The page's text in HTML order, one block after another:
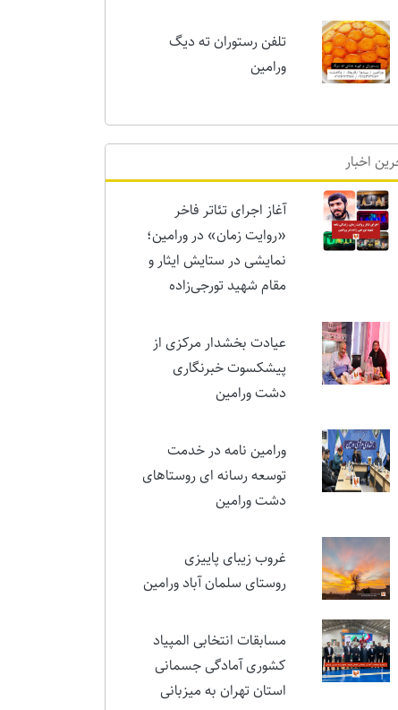
ورامین
آخرین اخبار
آغاز اجرای تئاتر فاخر
«روایت زمان» در ورامین؛
مقام شهید تورجی‌زاده
عیادت بخشدار مرکزی از
دشت ورامین
ورامین نامه در خدمت
دشت ورامین
روستای سلمان آباد ورامین
مسابقات انتخابی المپیاد